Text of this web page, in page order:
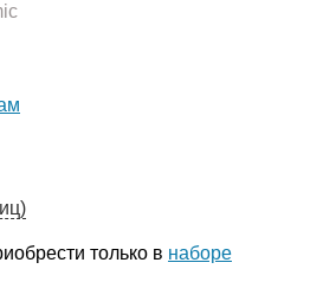
только в наборе